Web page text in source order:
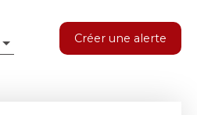
Créer une alerte